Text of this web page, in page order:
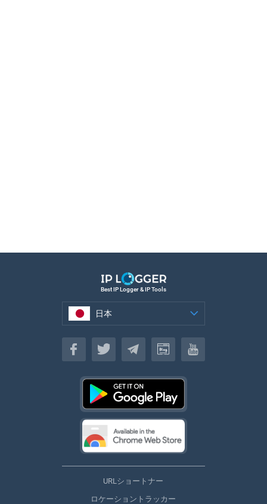
Best IP Logger & IP Tools
日本
日本
URLショートナー
ロケーショントラッカー